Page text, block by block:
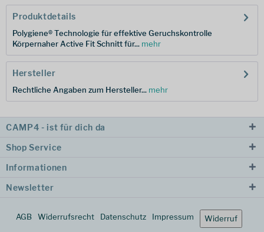
Produktdetails
Polygiene® Technologie für effektive Geruchskontrolle
Körpernaher Active Fit Schnitt für... mehr
Hersteller
Rechtliche Angaben zum Hersteller... mehr
CAMP4 - ist für dich da
Shop Service
Informationen
Newsletter
AGB Widerrufsrecht Datenschutz Impressum Widerruf